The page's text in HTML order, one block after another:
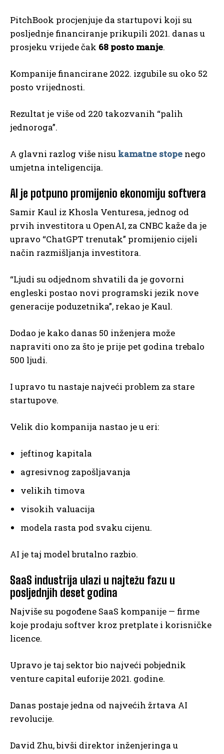
PitchBook procjenjuje da startupovi koji su
posljednje financiranje prikupili 2021. danas u
prosjeku vrijede čak 68 posto manje.
Kompanije financirane 2022. izgubile su oko 52
posto vrijednosti.
Rezultat je više od 220 takozvanih “palih
jednoroga”.
A glavni razlog više nisu kamatne stope nego
umjetna inteligencija.
AI je potpuno promijenio ekonomiju softvera
Samir Kaul iz Khosla Venturesa, jednog od
prvih investitora u OpenAI, za CNBC kaže da je
upravo “ChatGPT trenutak” promijenio cijeli
način razmišljanja investitora.
“Ljudi su odjednom shvatili da je govorni
engleski postao novi programski jezik nove
generacije poduzetnika”, rekao je Kaul.
Dodao je kako danas 50 inženjera može
napraviti ono za što je prije pet godina trebalo
500 ljudi.
I upravo tu nastaje najveći problem za stare
startupove.
Velik dio kompanija nastao je u eri:
jeftinog kapitala
agresivnog zapošljavanja
velikih timova
visokih valuacija
modela rasta pod svaku cijenu.
AI je taj model brutalno razbio.
SaaS industrija ulazi u najtežu fazu u
posljednjih deset godina
Najviše su pogođene SaaS kompanije — firme
koje prodaju softver kroz pretplate i korisničke
licence.
Upravo je taj sektor bio najveći pobjednik
venture capital euforije 2021. godine.
Danas postaje jedna od najvećih žrtava AI
revolucije.
David Zhu, bivši direktor inženjeringa u